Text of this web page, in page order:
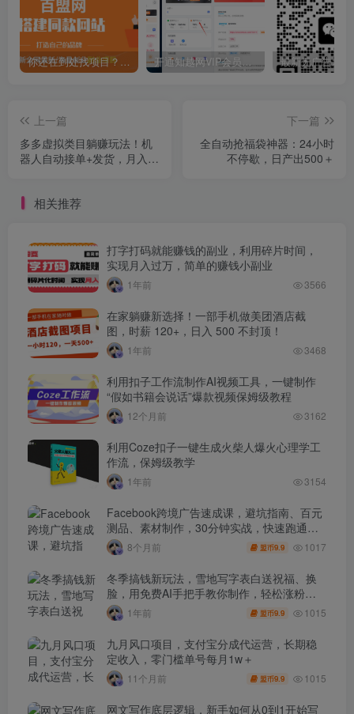
你还在到处找项目？还在当韭菜？我靠卖项目一个月收入5万+，曾经我也是个失败者。 开通知越网VIP会员，尊享全站资源免费下载，享70%的推广提成！！【限时五折优惠】
上一篇
多多虚拟类目躺赚玩法！机
器人自动接单+发货，月入
下一篇
全自动抢福袋神器：24小时
不停歇，日产出500＋
相关推荐
打字打码就能赚钱的副业，利用碎片时间，
实现月入过万，简单的赚钱小副业
1年前 3566
在家躺赚新选择！一部手机做美团酒店截
图，时薪 120+，日入 500 不封顶！
1年前 3468
利用扣子工作流制作AI视频工具，一键制作
“假如书籍会说话”爆款视频保姆级教程
12个月前 3162
利用Coze扣子一键生成火柴人爆火心理学工
作流，保姆级教学
1年前 3154
Facebook跨境广告速成课，避坑指南、百元
测品、素材制作，30分钟实战，快速跑通首
单出单8个月前 盟币9.9 1017
冬季搞钱新玩法，雪地写字表白送祝福、换
脸，用免费AI手把手教你制作，轻松涨粉
3.5w，接单到手软
1年前 盟币9.9 1015
九月风口项目，支付宝分成代运营，长期稳
定收入，零门槛单号每月1w＋
11个月前 盟币9.9 1015
网文写作底层逻辑，新手如何从0到1开始写